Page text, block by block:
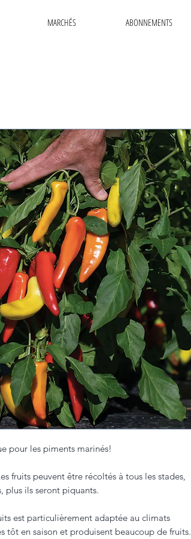
MARCHÉS ABONNEMENTS
pour les piments marinés!
fruits peuvent être récoltés à tous les stades,
plus ils seront piquants.
est particulièrement adaptée au climats
tôt en saison et produisent beaucoup de fruits.